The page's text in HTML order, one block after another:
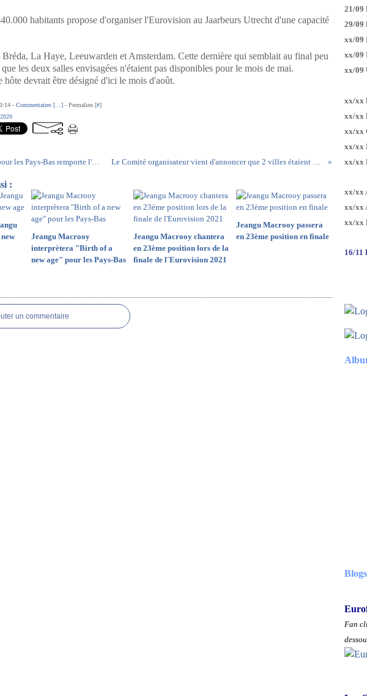
habitants propose d'organiser l'Eurovision au Jaarbeurs Utrecht d'une capacité
La Haye, Leeuwarden et Amsterdam. Cette dernière qui semblait au final peu
les deux salles envisagées n'étaient pas disponibles pour le mois de mai.
devrait être désigné d'ici le mois d'août.
- Commentaires [ ] - Permalien [#]
Duncan Laurence pour les Pays-Bas remporte l'Eurovision 2019 avec le titre "Arcade" Le Comité organisateur vient d'annoncer que 2 villes étaient encore en lice pour organiser l'Eurovision 2020
:
Jeangu Macrooy
interprètera "Birth of a
new age" pour les Pays-Bas
Jeangu Macrooy chantera
en 23ème position lors de la
finale de l'Eurovision 2021
Jeangu Macrooy passera
en 23ème position en finale
un commentaire
21/09
29/09
xx/09
xx/09
xx/09
xx/xx
xx/xx
xx/xx
xx/xx
xx/xx
xx/xx
xx/xx
xx/xx
16/11
Fan